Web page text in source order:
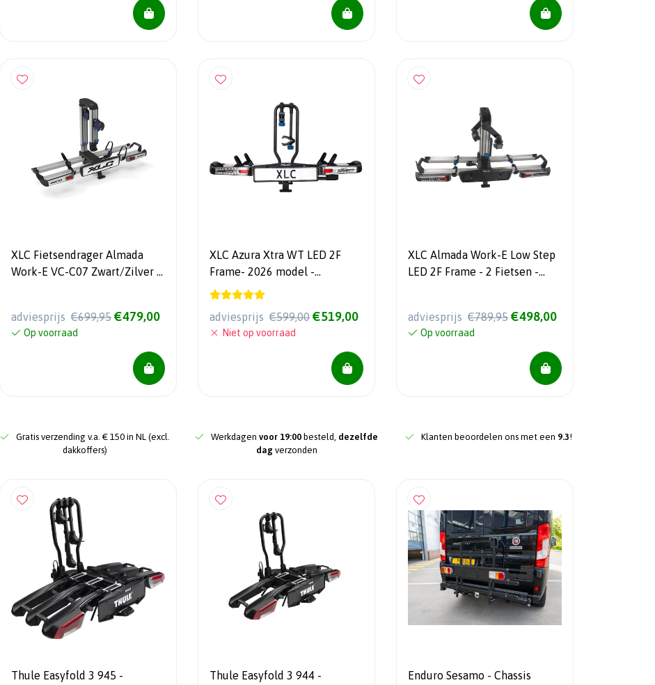
XLC Fietsendrager Almada
Work-E VC-C07 Zwart/Zilver -
adviesprijs €699,95 €479,00
Op voorraad
XLC Azura Xtra WT LED 2F
Frame- 2026 model -
Kantelbaar - 2x E-Bike – 13/7
adviesprijs €599,00 €519,00
Niet op voorraad
XLC Almada Work-E Low Step
LED 2F Frame - 2 Fietsen -
adviesprijs €789,95 €498,00
Op voorraad
Gratis verzending v.a. € 150 in NL (excl.
dakkoffers)
Werkdagen voor 19:00 besteld, dezelfde
dag verzonden
Klanten beoordelen ons met een 9.3!
Thule Easyfold 3 945 -
Thule Easyfold 3 944 -
Enduro Sesamo - Chassis